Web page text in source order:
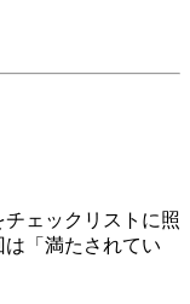
ェックリストに照
「満たされてい